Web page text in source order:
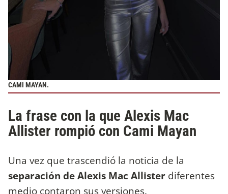
CAMI MAYAN.
La frase con la que Alexis Mac
Allister rompió con Cami Mayan
Una vez que trascendió la noticia de la
separación de Alexis Mac Allister diferentes
medio contaron sus versiones.